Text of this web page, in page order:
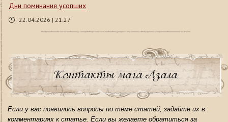
Дни поминания усопших
22.04.2026 | 21:27
Контакты мага Азала
Если у вас появились вопросы по теме статей, задайте их в
комментариях к статье. Если вы желаете обратиться за